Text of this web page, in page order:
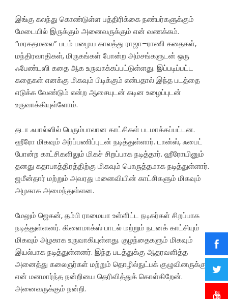
இங்கு கலந்து கொண்டுள்ள பத்திரிக்கை நண்பர்களுக்கும்
மேடையில் இருக்கும் அனைவருக்கும் என் வணக்கம்.
“மரகதமலை” படம் பழைய காலத்து ராஜா–ராணி கதைகள்,
மந்திரவாதிகள், மிருகங்கள் போன்ற அம்சங்களுடன் ஒரு
ஃபேண்டஸி கதை ஆக உருவாக்கப்பட்டுள்ளது. இப்படிப்பட்ட
கதைகள் எனக்கு மிகவும் பிடிக்கும் என்பதால் இந்த படத்தை
எடுக்க வேண்டும் என்ற ஆசையுடன் கடின உழைப்புடன்
உருவாக்கியுள்ளோம்.
தடா ஃபால்ஸில் பெரும்பாலான காட்சிகள் படமாக்கப்பட்டன.
ஹீரோ மிகவும் அர்ப்பணிப்புடன் நடித்துள்ளார். டான்ஸ், ஃபைட்
போன்ற காட்சிகளிலும் மிகச் சிறப்பாக நடித்தார். ஹீரோயினும்
தனது கதாபாத்திரத்திற்கு மிகவும் பொருத்தமாக நடித்துள்ளார்.
ஜமீன்தார் மற்றும் அவரது மனைவியின் காட்சிகளும் மிகவும்
அழகாக அமைந்துள்ளன.
மேலும் ஜெகன், தம்பி ராமையா உள்ளிட்ட நடிகர்கள் சிறப்பாக
நடித்துள்ளனர். கிளைமாக்ஸ் பாடல் மற்றும் நடனக் காட்சியும்
மிகவும் அழகாக உருவாகியுள்ளது. குழந்தைகளும் மிகவும்
இயல்பாக நடித்துள்ளனர். இந்த படத்துக்கு ஆதரவளித்த
அனைத்து கலைஞர்கள் மற்றும் தொழில்நுட்பக் குழுவினருக்கும்
என் மனமார்ந்த நன்றியை தெரிவித்துக் கொள்கிறேன்.
அனைவருக்கும் நன்றி.